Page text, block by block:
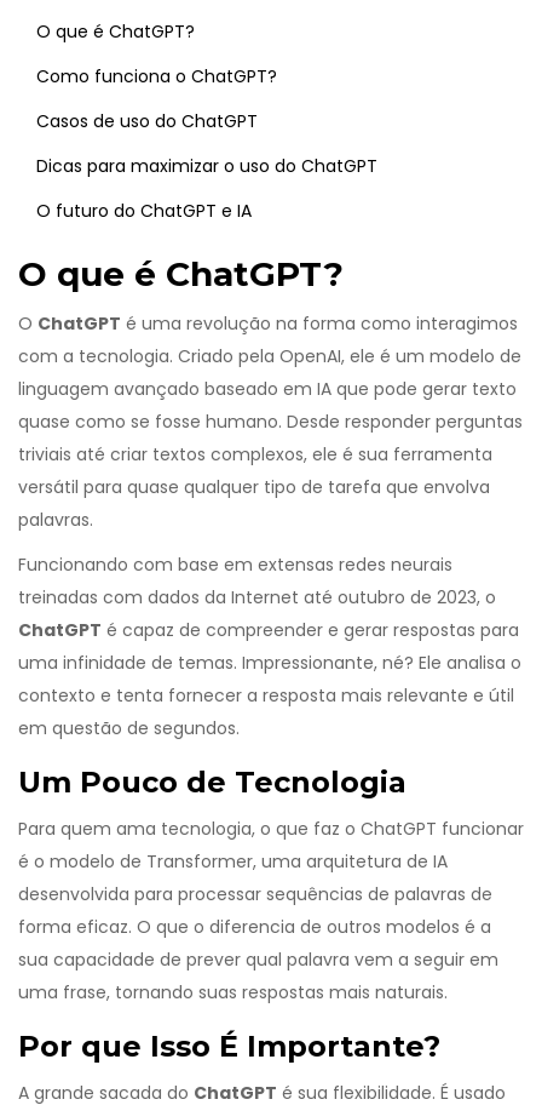
O que é ChatGPT?
Como funciona o ChatGPT?
Casos de uso do ChatGPT
Dicas para maximizar o uso do ChatGPT
O futuro do ChatGPT e IA
O que é ChatGPT?
O ChatGPT é uma revolução na forma como interagimos
com a tecnologia. Criado pela OpenAI, ele é um modelo de
linguagem avançado baseado em IA que pode gerar texto
quase como se fosse humano. Desde responder perguntas
triviais até criar textos complexos, ele é sua ferramenta
versátil para quase qualquer tipo de tarefa que envolva
palavras.
Funcionando com base em extensas redes neurais
treinadas com dados da Internet até outubro de 2023, o
ChatGPT é capaz de compreender e gerar respostas para
uma infinidade de temas. Impressionante, né? Ele analisa o
contexto e tenta fornecer a resposta mais relevante e útil
em questão de segundos.
Um Pouco de Tecnologia
Para quem ama tecnologia, o que faz o ChatGPT funcionar
é o modelo de Transformer, uma arquitetura de IA
desenvolvida para processar sequências de palavras de
forma eficaz. O que o diferencia de outros modelos é a
sua capacidade de prever qual palavra vem a seguir em
uma frase, tornando suas respostas mais naturais.
Por que Isso É Importante?
A grande sacada do ChatGPT é sua flexibilidade. É usado